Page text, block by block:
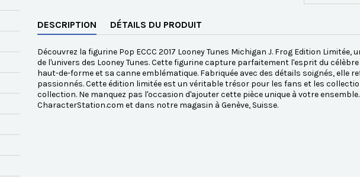
DESCRIPTION DÉTAILS DU PRODUIT
Découvrez la figurine Pop ECCC 2017 Looney Tunes Michigan J. Frog Edition
de l'univers des Looney Tunes. Cette figurine capture parfaitement l'esprit du
haut-de-forme et sa canne emblématique. Fabriquée avec des détails soignés, elle
passionnés. Cette édition limitée est un véritable trésor pour les fans et les
collection. Ne manquez pas l'occasion d'ajouter cette pièce unique à votre
CharacterStation.com et dans notre magasin à Genève, Suisse.